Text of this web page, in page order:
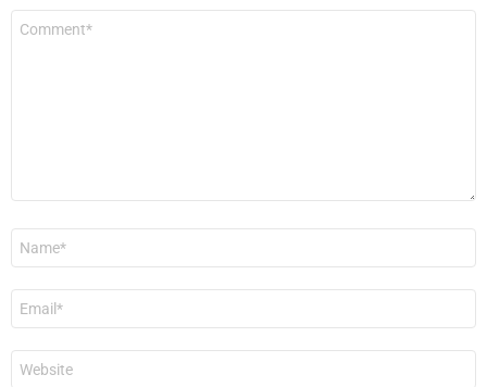
Commentaire
Nom
E-
mail
*
Site
web